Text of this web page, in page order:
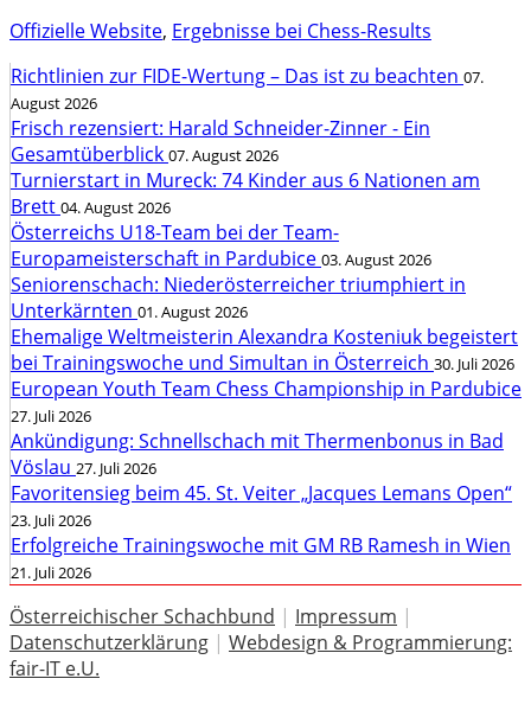
Offizielle Website, Ergebnisse bei Chess-Results
Richtlinien zur FIDE-Wertung – Das ist zu beachten 07.
August 2026
Frisch rezensiert: Harald Schneider-Zinner - Ein
Gesamtüberblick 07. August 2026
Turnierstart in Mureck: 74 Kinder aus 6 Nationen am
Brett 04. August 2026
Österreichs U18-Team bei der Team-
Europameisterschaft in Pardubice 03. August 2026
Seniorenschach: Niederösterreicher triumphiert in
Unterkärnten 01. August 2026
Ehemalige Weltmeisterin Alexandra Kosteniuk begeistert
bei Trainingswoche und Simultan in Österreich 30. Juli 2026
European Youth Team Chess Championship in Pardubice
27. Juli 2026
Ankündigung: Schnellschach mit Thermenbonus in Bad
Vöslau 27. Juli 2026
Favoritensieg beim 45. St. Veiter „Jacques Lemans Open“
23. Juli 2026
Erfolgreiche Trainingswoche mit GM RB Ramesh in Wien
21. Juli 2026
Österreichischer Schachbund | Impressum |
Datenschutzerklärung | Webdesign & Programmierung:
fair-IT e.U.